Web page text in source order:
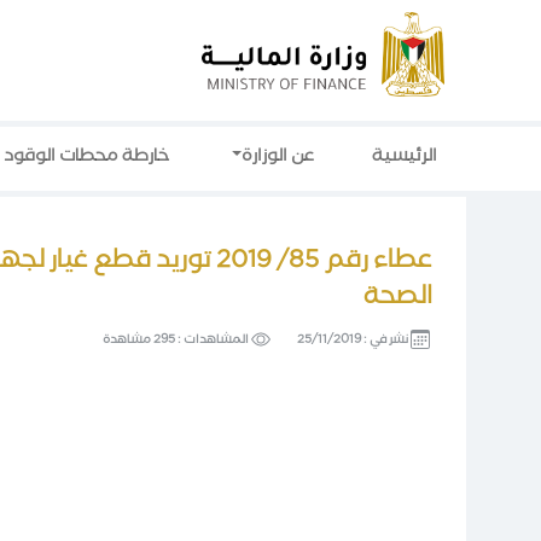
الرئيسية عن الوزارة خارطة محطات الوقود
عطاء رقم 85/ 2019
الصحة
نشر في :25/11/2019 المشاهدات :295 مشاهدة